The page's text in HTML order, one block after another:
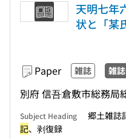
天明七年
状と「某
Paper 雑誌 雑
別府 信吾倉敷市総務局
Subject Heading 郷土雑誌
記、剥復録